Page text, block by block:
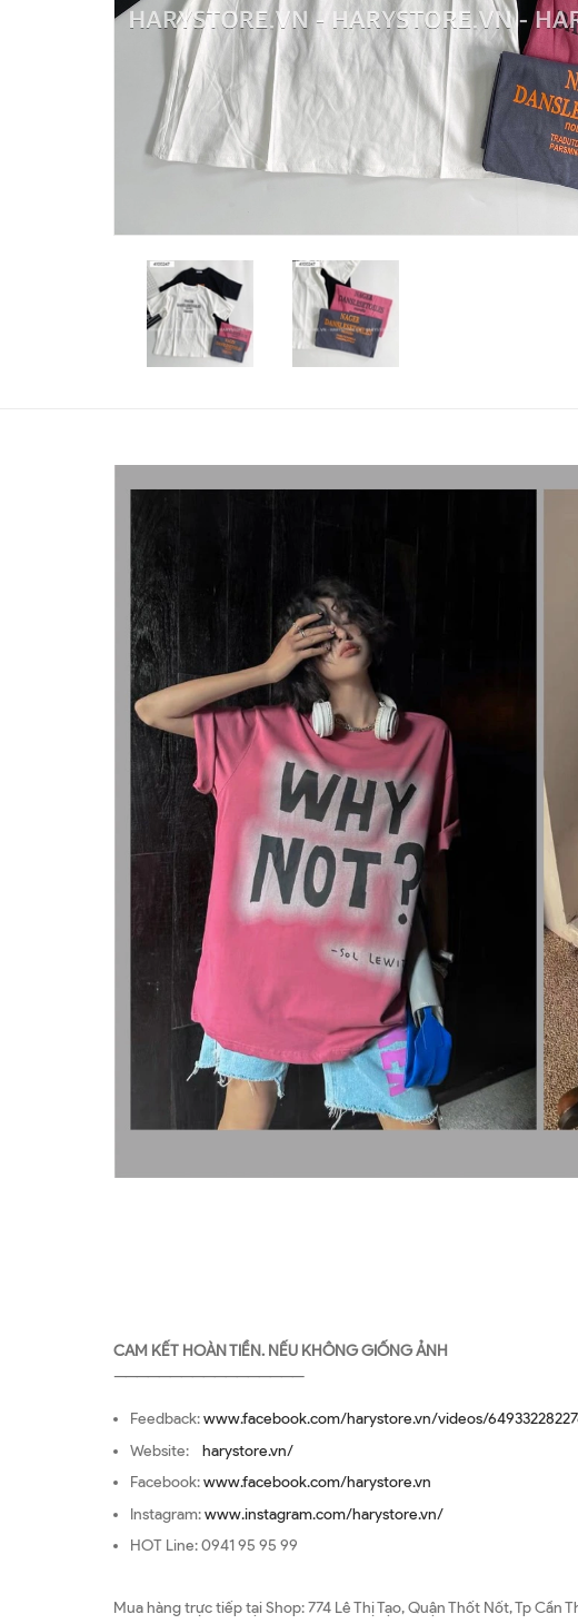
CAM KẾT HOÀN TIỀN. NẾU KHÔNG GIỐNG ẢNH
—————————————————
Feedback:www.facebook.com/harystore.vn/videos/
Website: harystore.vn/
Facebook:www.facebook.com/harystore.vn
Instagram:www.instagram.com/harystore.vn/
HOT Line: 0941 95 95 99
Mua hàng trực tiếp tại Shop: 774 Lê Thị Tạo, Quận Thốt Nốt, Tp Cần